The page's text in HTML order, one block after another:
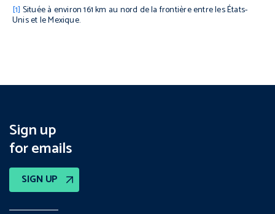
[1] Située à environ 161 km au nord de la frontière entre les États-
Unis et le Mexique.
Sign up
for emails
SIGN UP